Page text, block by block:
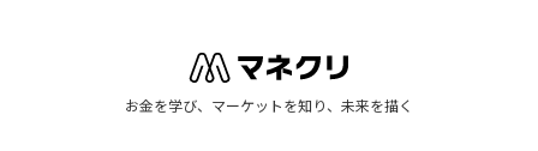
お金を学び、マーケットを知り、未来を描く